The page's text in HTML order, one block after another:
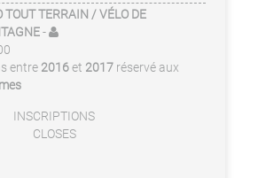
TOUT TERRAIN / VÉLO DE
-
entre 2016et 2017 réservé aux
INSCRIPTIONS
CLOSES